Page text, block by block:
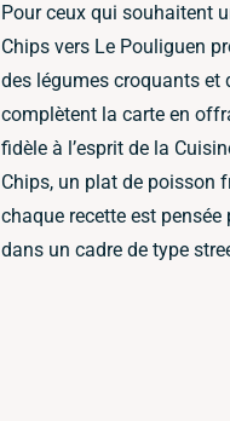
Pour ceux qui souhaitent
Chips vers Le Pouliguen
des légumes croquants et
complètent la carte en
fidèle à l’esprit de la
Chips, un plat de poisson
chaque recette est
dans un cadre de type